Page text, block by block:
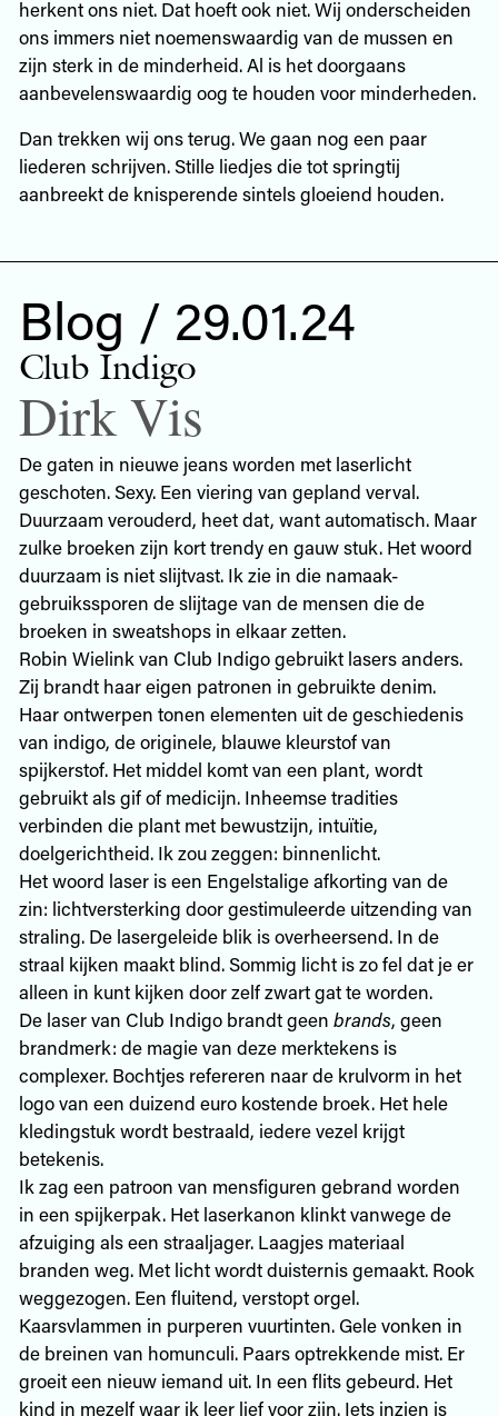
herkent ons niet. Dat hoeft ook niet. Wij onderscheiden
ons immers niet noemenswaardig van de mussen en
zijn sterk in de minderheid. Al is het doorgaans
aanbevelenswaardig oog te houden voor minderheden.
Dan trekken wij ons terug. We gaan nog een paar
liederen schrijven. Stille liedjes die tot springtij
aanbreekt de knisperende sintels gloeiend houden.
Blog / 29.01.24
Club Indigo
Dirk Vis
De gaten in nieuwe jeans worden met laserlicht
geschoten. Sexy. Een viering van gepland verval.
Duurzaam verouderd, heet dat, want automatisch. Maar
zulke broeken zijn kort trendy en gauw stuk. Het woord
duurzaam is niet slijtvast. Ik zie in die namaak-
gebruikssporen de slijtage van de mensen die de
broeken in sweatshops in elkaar zetten.
Robin Wielink van Club Indigo gebruikt lasers anders.
Zij brandt haar eigen patronen in gebruikte denim.
Haar ontwerpen tonen elementen uit de geschiedenis
van indigo, de originele, blauwe kleurstof van
spijkerstof. Het middel komt van een plant, wordt
gebruikt als gif of medicijn. Inheemse tradities
verbinden die plant met bewustzijn, intuïtie,
doelgerichtheid. Ik zou zeggen: binnenlicht.
Het woord laser is een Engelstalige afkorting van de
zin: lichtversterking door gestimuleerde uitzending van
straling. De lasergeleide blik is overheersend. In de
straal kijken maakt blind. Sommig licht is zo fel dat je er
alleen in kunt kijken door zelf zwart gat te worden.
De laser van Club Indigo brandt geen brands, geen
brandmerk: de magie van deze merktekens is
complexer. Bochtjes refereren naar de krulvorm in het
logo van een duizend euro kostende broek. Het hele
kledingstuk wordt bestraald, iedere vezel krijgt
betekenis.
Ik zag een patroon van mensfiguren gebrand worden
in een spijkerpak. Het laserkanon klinkt vanwege de
afzuiging als een straaljager. Laagjes materiaal
branden weg. Met licht wordt duisternis gemaakt. Rook
weggezogen. Een fluitend, verstopt orgel.
Kaarsvlammen in purperen vuurtinten. Gele vonken in
de breinen van homunculi. Paars optrekkende mist. Er
groeit een nieuw iemand uit. In een flits gebeurd. Het
kind in mezelf waar ik leer lief voor zijn. Iets inzien is